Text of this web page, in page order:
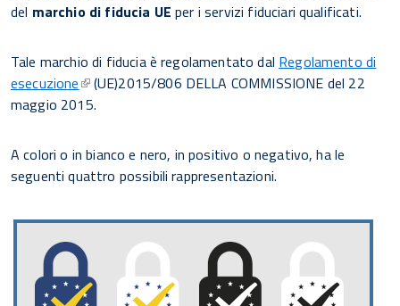
del marchio di fiducia UE per i servizi fiduciari qualificati.
Tale marchio di fiducia è regolamentato dal Regolamento di
esecuzione (UE)2015/806 DELLA COMMISSIONE del 22
maggio 2015.
A colori o in bianco e nero, in positivo o negativo, ha le
seguenti quattro possibili rappresentazioni.